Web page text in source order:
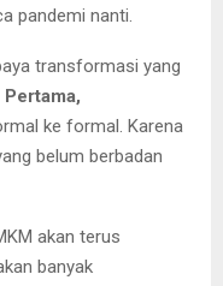
pandemi nanti.
transformasi yang
Pertama,
ke formal. Karena
belum berbadan
akan terus
banyak